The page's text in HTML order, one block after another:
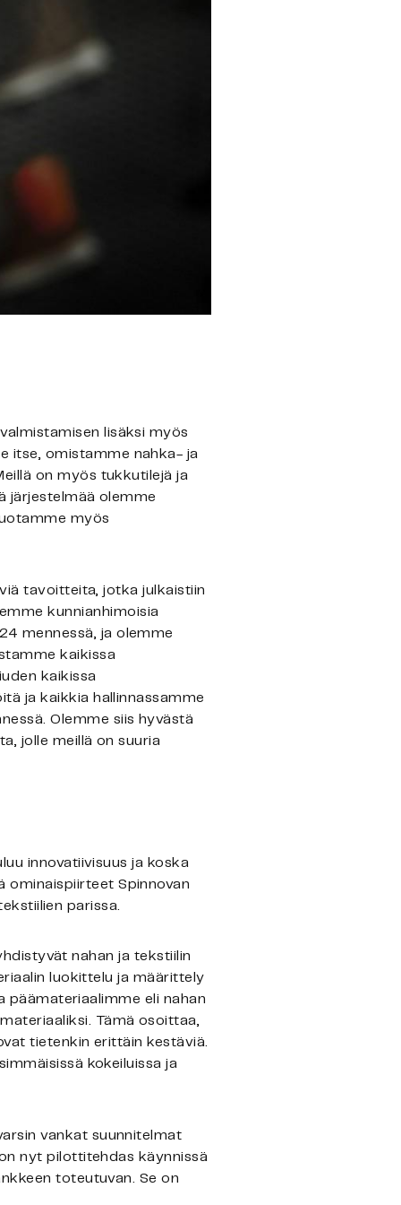
lisäksi myös
itse, omistamme nahka- ja
on myös tukkutilejä ja
järjestelmää olemme
myös
tavoitteita, jotka julkaistiin
kunnianhimoisia
mennessä, ja olemme
kaikissa
kaikissa
ja kaikkia hallinnassamme
Olemme siis hyvästä
jolle meillä on suuria
innovatiivisuus ja koska
ominaispiirteet Spinnovan
parissa.
nahan ja tekstiilin
luokittelu ja määrittely
päämateriaalimme eli nahan
Tämä osoittaa,
tietenkin erittäin kestäviä.
kokeiluissa ja
vankat suunnitelmat
nyt pilottitehdas käynnissä
toteutuvan. Se on